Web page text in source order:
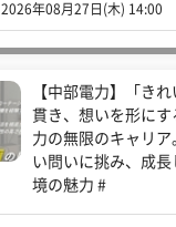
2026年08月27日(木) 14:00
【中部電力】「き
貫き、想いを形にす
力の無限のキャリア
い問いに挑み、成長
境の魅力 #